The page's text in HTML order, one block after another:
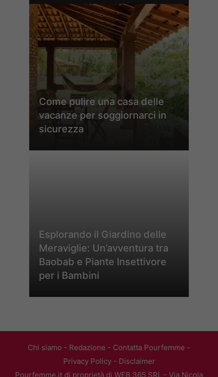
Come pulire una casa delle
vacanze per soggiornarci in
sicurezza
Esplorando il Giardino delle
Meraviglie: Un’avventura tra
Baobab e Piante Insettivore
per i Bambini
Chi siamo - Redazione - Contatta Pourfemme -
Privacy Policy- Disclaimer
Pourfemme.it di proprietà di WEB 365 SRL - Via Nicola